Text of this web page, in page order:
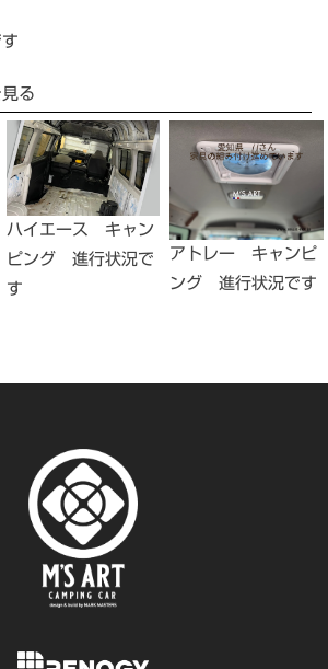
る
ハイエース キャン
ピング 進行状況で
す
アトレー キャンピ
ング 進行状況です